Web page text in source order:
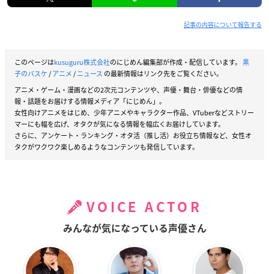
記事の内容について報告する
このページはkusuguru株式会社のにじめん編集部が作成・配信しています。 黒
子のバスケ/アニメ/ニュース の最新情報はリンク先をご覧ください。
アニメ・ゲーム・漫画などの2次元コンテンツや、声優・舞台・俳優などの情
報・話題をお届けする情報メディア「にじめん」。
女性向けアニメをはじめ、少年アニメやキャラクター作品、VTuberなどストリー
マーにも幅を広げ、オタクが気になる情報を幅広くお届けしています。
さらに、アンケート・ランキング・オタ活（推し活）お役立ち情報など、女性オ
タクがワクワク楽しめるようなコンテンツも発信しています。
VOICE ACTOR
みんなが気になっている声優さん